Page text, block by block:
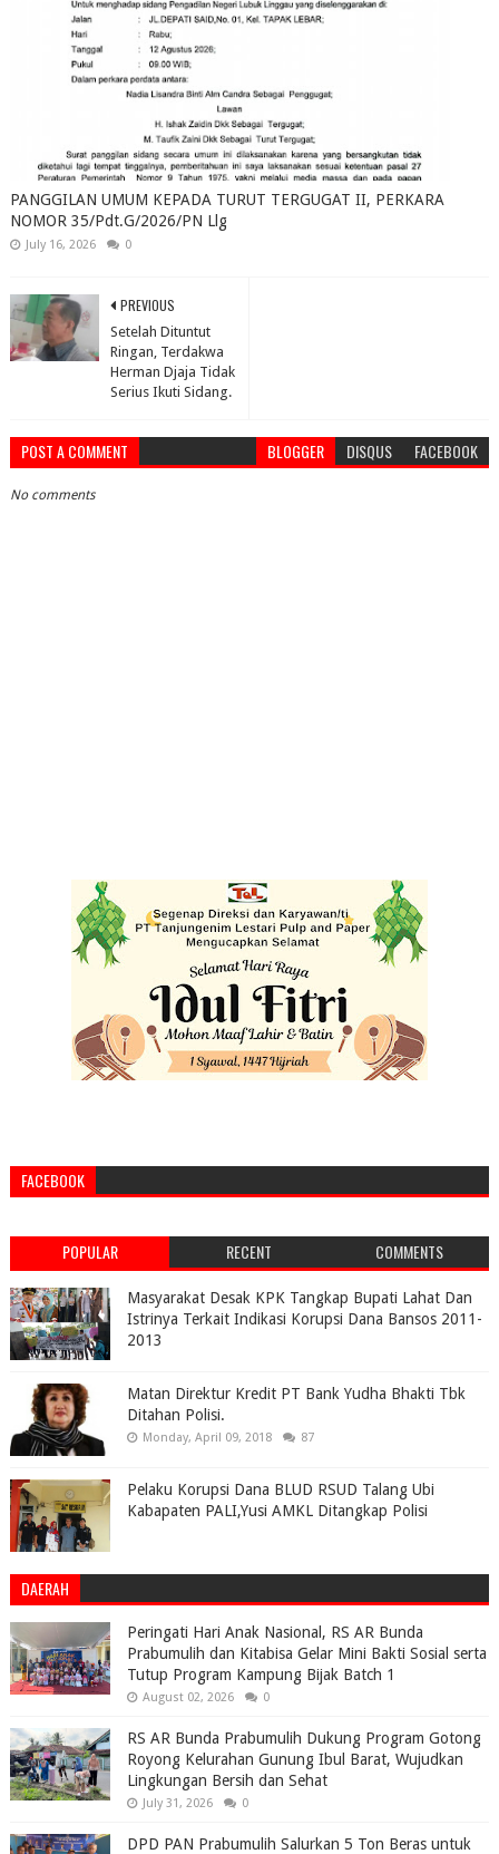
PANGGILAN UMUM KEPADA TURUT TERGUGAT II, PERKARA
NOMOR 35/Pdt.G/2026/PN Llg
July 16, 2026 0
PREVIOUS
Setelah Dituntut
Ringan, Terdakwa
Herman Djaja Tidak
Serius Ikuti Sidang.
POST A COMMENT BLOGGER DISQUS FACEBOOK
No comments
FACEBOOK
POPULAR RECENT COMMENTS
Masyarakat Desak KPK Tangkap Bupati Lahat Dan
Istrinya Terkait Indikasi Korupsi Dana Bansos 2011-
2013
Matan Direktur Kredit PT Bank Yudha Bhakti Tbk
Ditahan Polisi.
Monday, April 09, 2018 87
Pelaku Korupsi Dana BLUD RSUD Talang Ubi
Kabapaten PALI,Yusi AMKL Ditangkap Polisi
DAERAH
Peringati Hari Anak Nasional, RS AR Bunda
Prabumulih dan Kitabisa Gelar Mini Bakti Sosial serta
Tutup Program Kampung Bijak Batch 1
August 02, 2026 0
RS AR Bunda Prabumulih Dukung Program Gotong
Royong Kelurahan Gunung Ibul Barat, Wujudkan
Lingkungan Bersih dan Sehat
July 31, 2026 0
DPD PAN Prabumulih Salurkan 5 Ton Beras untuk